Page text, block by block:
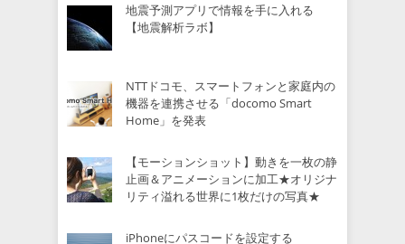
地震予測アプリで情報を手に入れる
【地震解析ラボ】
NTTドコモ、スマートフォンと家庭内の
機器を連携させる「docomo Smart
Home」を発表
【モーションショット】動きを一枚の静
止画＆アニメーションに加工★オリジナ
リティ溢れる世界に1枚だけの写真★
iPhoneにパスコードを設定する